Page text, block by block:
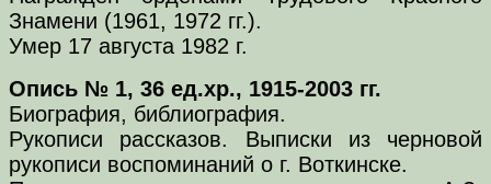
Знамени (1961, 1972 гг.).
Умер 17 августа 1982 г.
Опись № 1, 36 ед.хр., 1915-2003 гг.
Биография, библиография.
Рукописи рассказов. Выписки из черновой
рукописи воспоминаний о г. Воткинске.